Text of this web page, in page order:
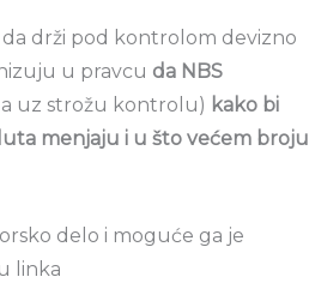
drži pod kontrolom devizno
u pravcu da NBS
uz strožu kontrolu) kako bi
menjaju i u što većem broju
delo i moguće ga je
linka